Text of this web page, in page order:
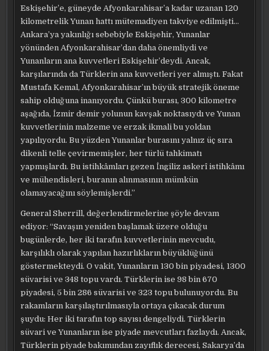
Eskişehir’e, güneyde Afyonkarahisar’a kadar uzanan 120
kilometrelik Yunan hattı mütemadiyen takviye edilmişti…
Ankara’ya yakınlığı sebebiyle Eskişehir, Yunanlar
yönünden Afyonkarahisar’dan daha önemliydi ve
Yunanların ana kuvvetleri Eskişehir’deydi. Ancak,
karşılarında da Türklerin ana kuvvetleri yer almıştı. Fakat
Mustafa Kemal, Afyonkarahisar’ın büyük stratejik öneme
sahip olduğuna inanıyordu. Çünkü burası, 300 kilometre
aşağıda, İzmir demir yolunun kavşak noktasıydı ve Yunan
kuvvetlerinin malzeme ve erzak ikmali bu yoldan
yapılıyordu. Bu yüzden Yunanlar burasını yalnız üç sıra
dikenli telle çevirmemişler, her türlü tahkimatı
yapmışlardı. Bu istihkâmları gezen İngiliz askerî istihkâmı
ve mühendisleri, buranın alınmasının mümkün
olamayacağını söylemişlerdi.”
General Sherrill, değerlendirmelerine şöyle devam
ediyor: “Savaşın yeniden başlamak üzere olduğu
bugünlerde, her iki tarafın kuvvetlerinin mevcudu,
karşılıklı olarak yapılan hazırlıkların büyüklüğünü
göstermekteydi. O vakit, Yunanların 130 bin piyadesi, 1300
süvarisi ve 348 topu vardı. Türklerin ise 98 bin 670
piyadesi, 5 bin 286 süvarisi ve 323 topu bulunuyordu. Bu
rakamların karşılaştırılmasıyla ortaya çıkacak durum
şuydu: Her iki tarafın top sayısı dengeliydi. Türklerin
süvari ve Yunanların ise piyade mevcutları fazlaydı. Ancak,
Türklerin piyade bakımından zayıflık derecesi, Sakarya’da